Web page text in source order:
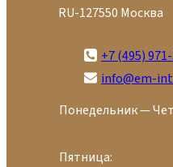
RU-127550 Москва
+7 (495)
info@em-
Понедельник —
Пятница: